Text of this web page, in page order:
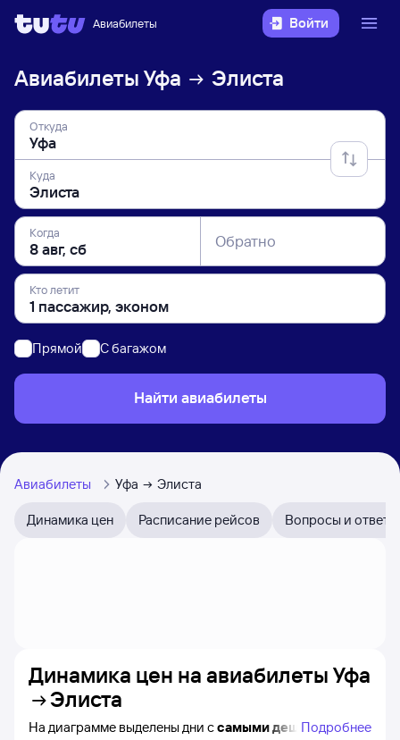
Авиабилеты Войти
Авиабилеты Уфа Элиста
Откуда
Куда
Когда Обратно
Кто летит
Прямой C багажом
Найти авиабилеты
Авиабилеты Уфа Элиста
Динамика цен Расписание рейсов Вопросы и ответы
Динамика цен на авиабилеты Уфа
Элиста
На диаграмме выделены дни ссамыми дешёвыми
Подробнее